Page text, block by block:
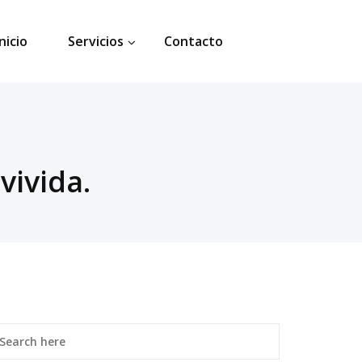
Servicios Contacto